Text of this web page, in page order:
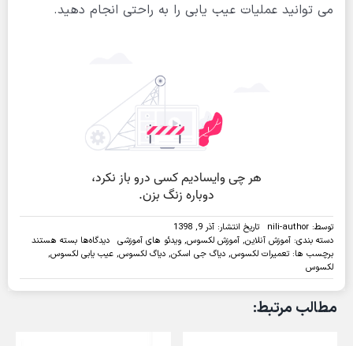
می توانید عملیات عیب یابی را به راحتی انجام دهید.
توسط: nili-author
تاریخ انتشار: آذر 9, 1398
دسته بندی: آموزش آنلاین, آموزش لکسوس, ویدئو های آموزشی دیدگاه‌ها برای
ویدئو:عیب
سیستم
های
بسته هستند
برچسب ها: تعمیرات لکسوس, دیاگ جی اسکن, دیاگ لکسوس, عیب یابی لکسوس,
لکسوس
مطالب مرتبط: